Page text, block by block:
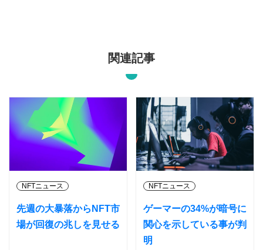
関連記事
NFTニュース
先週の大暴落からNFT市
場が回復の兆しを見せる
NFTニュース
ゲーマーの34%が暗号に
関心を示している事が判
明